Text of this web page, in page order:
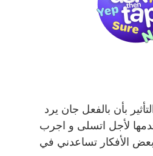
بأن بالفعل جان يرد
لأجل اتسلى و اجرب
الأفكار تساعدني في